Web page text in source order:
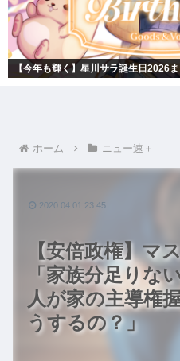
【今年も輝く】星川サラ誕生日2026
ホーム ニュー速＋
【安倍政権】マ
「家族分足りな
人が家の主導権
うするの？」
2020.04.01 23:45